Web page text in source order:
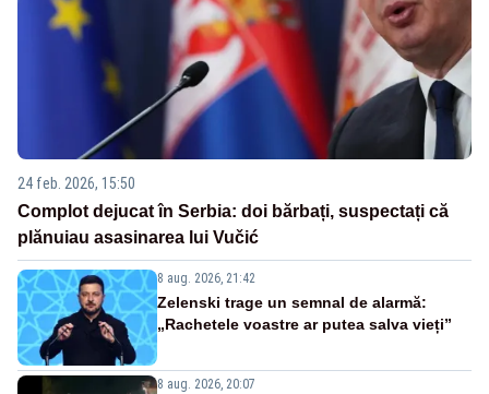
24 feb. 2026, 15:50
Complot dejucat în Serbia: doi bărbați, suspectați că
plănuiau asasinarea lui Vučić
8 aug. 2026, 21:42
Zelenski trage un semnal de alarmă:
„Rachetele voastre ar putea salva vieți”
8 aug. 2026, 20:07